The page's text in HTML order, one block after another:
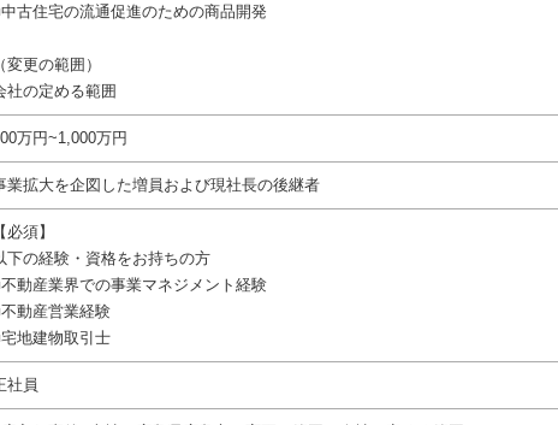
古住宅の流通促進のための商品開発
（変更の範囲）
社の定める範囲
万円~1,000万円
業拡大を企図した増員および現社長の後継者
【必須】
下の経験・資格をお持ちの方
動産業界での事業マネジメント経験
動産営業経験
地建物取引士
社員